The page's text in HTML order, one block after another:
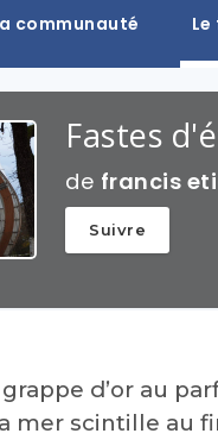
communauté
Fastes
de francis
Suivre
d’or au
mer scintille au